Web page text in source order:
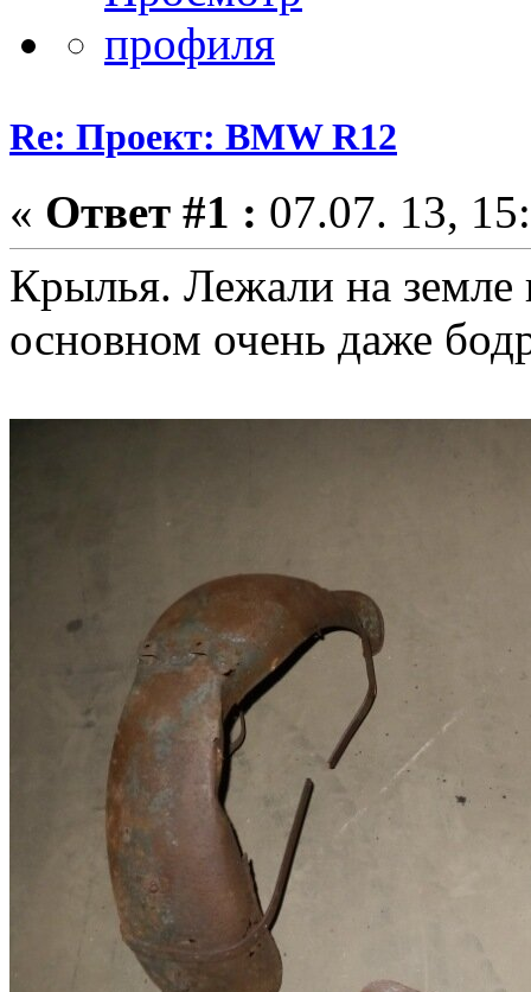
Re: Проект: BMW R12
« Ответ #1 : 07.07. 13,
Крылья. Лежали на земле
основном очень даже